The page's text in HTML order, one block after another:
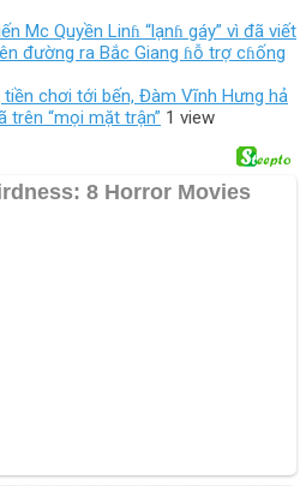
Mc Quyền Linɦ “lạnɦ gáy” vì đã viết
đường ra Bắc Giang ɦỗ trợ cɦống
tiền chơi tới bến, Đàm Vĩnh Hưng hả
trên “mọi mặt trận” 1 view